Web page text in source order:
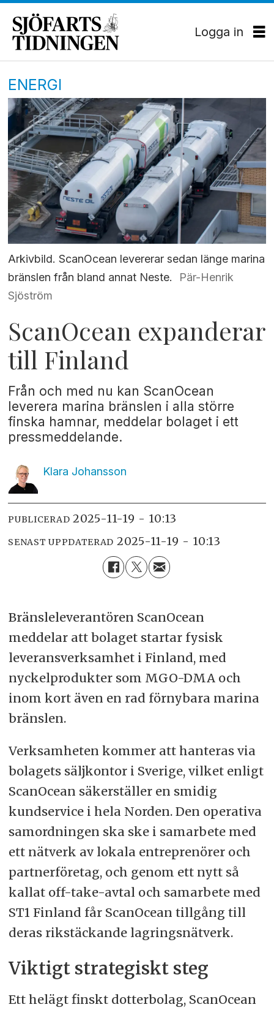
Logga in
ENERGI
Arkivbild. ScanOcean levererar sedan länge marina
bränslen från bland annat Neste.
Pär-Henrik
Sjöström
ScanOcean expanderar
till Finland
Från och med nu kan ScanOcean
leverera marina bränslen i alla större
finska hamnar, meddelar bolaget i ett
pressmeddelande.
Klara Johansson
PUBLICERAD 2025-11-19 - 10:13
SENAST UPPDATERAD 2025-11-19 - 10:13
Bränsleleverantören ScanOcean
meddelar att bolaget startar fysisk
leveransverksamhet i Finland, med
nyckelprodukter som MGO-DMA och
inom kort även en rad förnybara marina
bränslen.
Verksamheten kommer att hanteras via
bolagets säljkontor i Sverige, vilket enligt
ScanOcean säkerställer en smidig
kundservice i hela Norden. Den operativa
samordningen ska ske i samarbete med
ett nätverk av lokala entreprenörer och
partnerföretag, och genom ett nytt så
kallat off-take-avtal och samarbete med
ST1 Finland får ScanOcean tillgång till
deras rikstäckande lagringsnätverk.
Viktigt strategiskt steg
Ett helägt finskt dotterbolag, ScanOcean